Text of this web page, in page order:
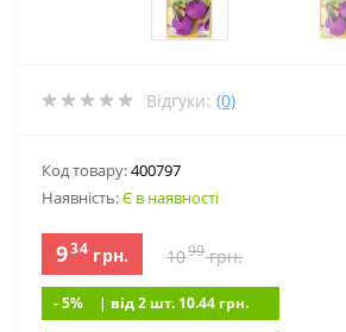
Відгуки: (0)
Код товару:400797
Наявність:Є в наявності
934грн. 1099грн.
- 5% | вiд 2 шт. 10.44 грн.